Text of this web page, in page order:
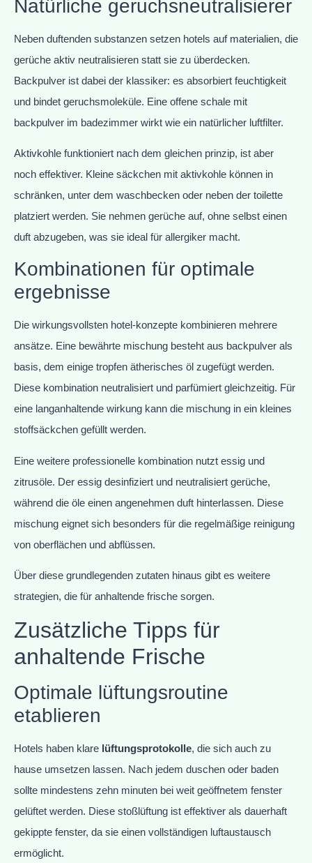
Natürliche geruchsneutralisierer
Neben duftenden substanzen setzen hotels auf materialien, die
gerüche aktiv neutralisieren statt sie zu überdecken.
Backpulver ist dabei der klassiker: es absorbiert feuchtigkeit
und bindet geruchsmoleküle. Eine offene schale mit
backpulver im badezimmer wirkt wie ein natürlicher luftfilter.
Aktivkohle funktioniert nach dem gleichen prinzip, ist aber
noch effektiver. Kleine säckchen mit aktivkohle können in
schränken, unter dem waschbecken oder neben der toilette
platziert werden. Sie nehmen gerüche auf, ohne selbst einen
duft abzugeben, was sie ideal für allergiker macht.
Kombinationen für optimale
ergebnisse
Die wirkungsvollsten hotel-konzepte kombinieren mehrere
ansätze. Eine bewährte mischung besteht aus backpulver als
basis, dem einige tropfen ätherisches öl zugefügt werden.
Diese kombination neutralisiert und parfümiert gleichzeitig. Für
eine langanhaltende wirkung kann die mischung in ein kleines
stoffsäckchen gefüllt werden.
Eine weitere professionelle kombination nutzt essig und
zitrusöle. Der essig desinfiziert und neutralisiert gerüche,
während die öle einen angenehmen duft hinterlassen. Diese
mischung eignet sich besonders für die regelmäßige reinigung
von oberflächen und abflüssen.
Über diese grundlegenden zutaten hinaus gibt es weitere
strategien, die für anhaltende frische sorgen.
Zusätzliche Tipps für
anhaltende Frische
Optimale lüftungsroutine
etablieren
Hotels haben klare lüftungsprotokolle, die sich auch zu
hause umsetzen lassen. Nach jedem duschen oder baden
sollte mindestens zehn minuten bei weit geöffnetem fenster
gelüftet werden. Diese stoßlüftung ist effektiver als dauerhaft
gekippte fenster, da sie einen vollständigen luftaustausch
ermöglicht.